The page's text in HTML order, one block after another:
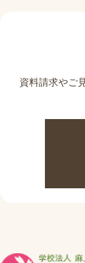
資料請求やご